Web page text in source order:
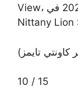
View، الجمعة 12 يونيو 2026 في Beard Field في
10 / 15